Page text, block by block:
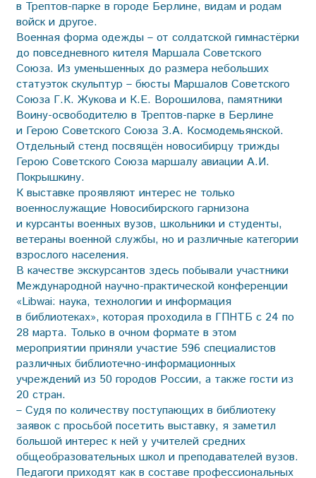
в Трептов-парке в городе Берлине, видам и родам
войск и другое.
Военная форма одежды – от солдатской гимнастёрки
до повседневного кителя Маршала Советского
Союза. Из уменьшенных до размера небольших
статуэток скульптур – бюсты Маршалов Советского
Союза Г.К. Жукова и К.Е. Ворошилова, памятники
Воину-освободителю в Трептов-парке в Берлине
и Герою Советского Союза З.А. Космодемьянской.
Отдельный стенд посвящён новосибирцу трижды
Герою Советского Союза маршалу авиации А.И.
Покрышкину.
К выставке проявляют интерес не только
военнослужащие Новосибирского гарнизона
и курсанты военных вузов, школьники и студенты,
ветераны военной службы, но и различные категории
взрослого населения.
В качестве экскурсантов здесь побывали участники
Международной научно-практической конференции
«Libwai: наука, технологии и информация
в библиотеках», которая проходила в ГПНТБ с 24 по
28 марта. Только в очном формате в этом
мероприятии приняли участие 596 специалистов
различных библиотечно-информационных
учреждений из 50 городов России, а также гости из
20 стран.
– Судя по количеству поступающих в библиотеку
заявок с просьбой посетить выставку, я заметил
большой интерес к ней у учителей средних
общеобразовательных школ и преподавателей вузов.
Педагоги приходят как в составе профессиональных